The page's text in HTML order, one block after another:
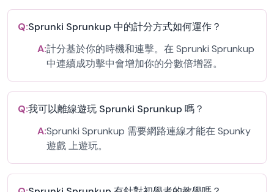
Q:Sprunki Sprunkup 中的計分方式如何運作？
A:計分基於你的時機和連擊。在 Sprunki Sprunkup
中連續成功擊中會增加你的分數倍增器。
Q:我可以離線遊玩 Sprunki Sprunkup 嗎？
A:Sprunki Sprunkup 需要網路連線才能在 Spunky
遊戲 上遊玩。